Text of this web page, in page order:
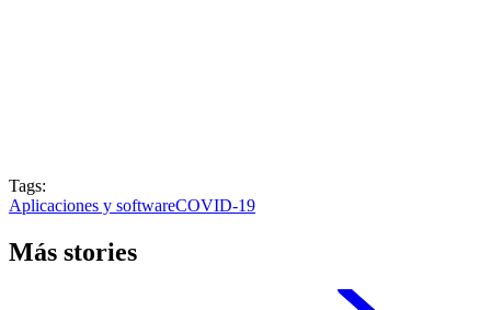
Tags:
Aplicaciones y softwareCOVID-19
Más stories